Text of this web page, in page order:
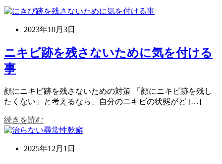
2023年10月3日
ニキビ跡を残さないために気を付ける
事
顔にニキビ跡を残さないための対策 「顔にニキビ跡を残し
たくない」と考えるなら、自分のニキビの状態がど […]
続きを読む
2025年12月1日